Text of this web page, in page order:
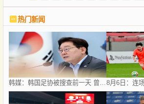
热门新闻
韩媒：韩国足协被搜查前一天 曾遭总统李在明点名批评